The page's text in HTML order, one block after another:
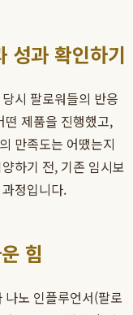
성과 확인하기
시 팔로워들의 반응
제품을 진행했고,
만족도는 어땠는지
하기 전, 기존 임시보
정입니다.
힘
노 인플루언서(팔로